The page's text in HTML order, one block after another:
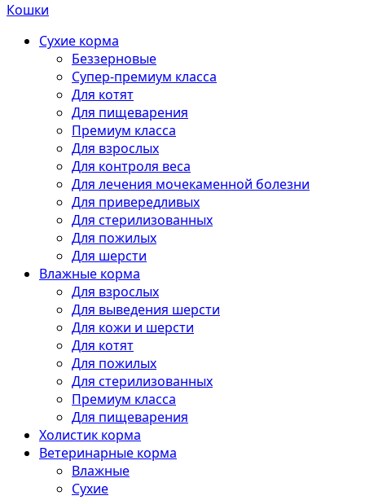
Кошки
Сухие корма
Беззерновые
Супер-премиум класса
Для котят
Для пищеварения
Премиум класса
Для взрослых
Для контроля веса
Для лечения мочекаменной болезни
Для привередливых
Для стерилизованных
Для пожилых
Для шерсти
Влажные корма
Для взрослых
Для выведения шерсти
Для кожи и шерсти
Для котят
Для пожилых
Для стерилизованных
Премиум класса
Для пищеварения
Холистик корма
Ветеринарные корма
Влажные
Сухие